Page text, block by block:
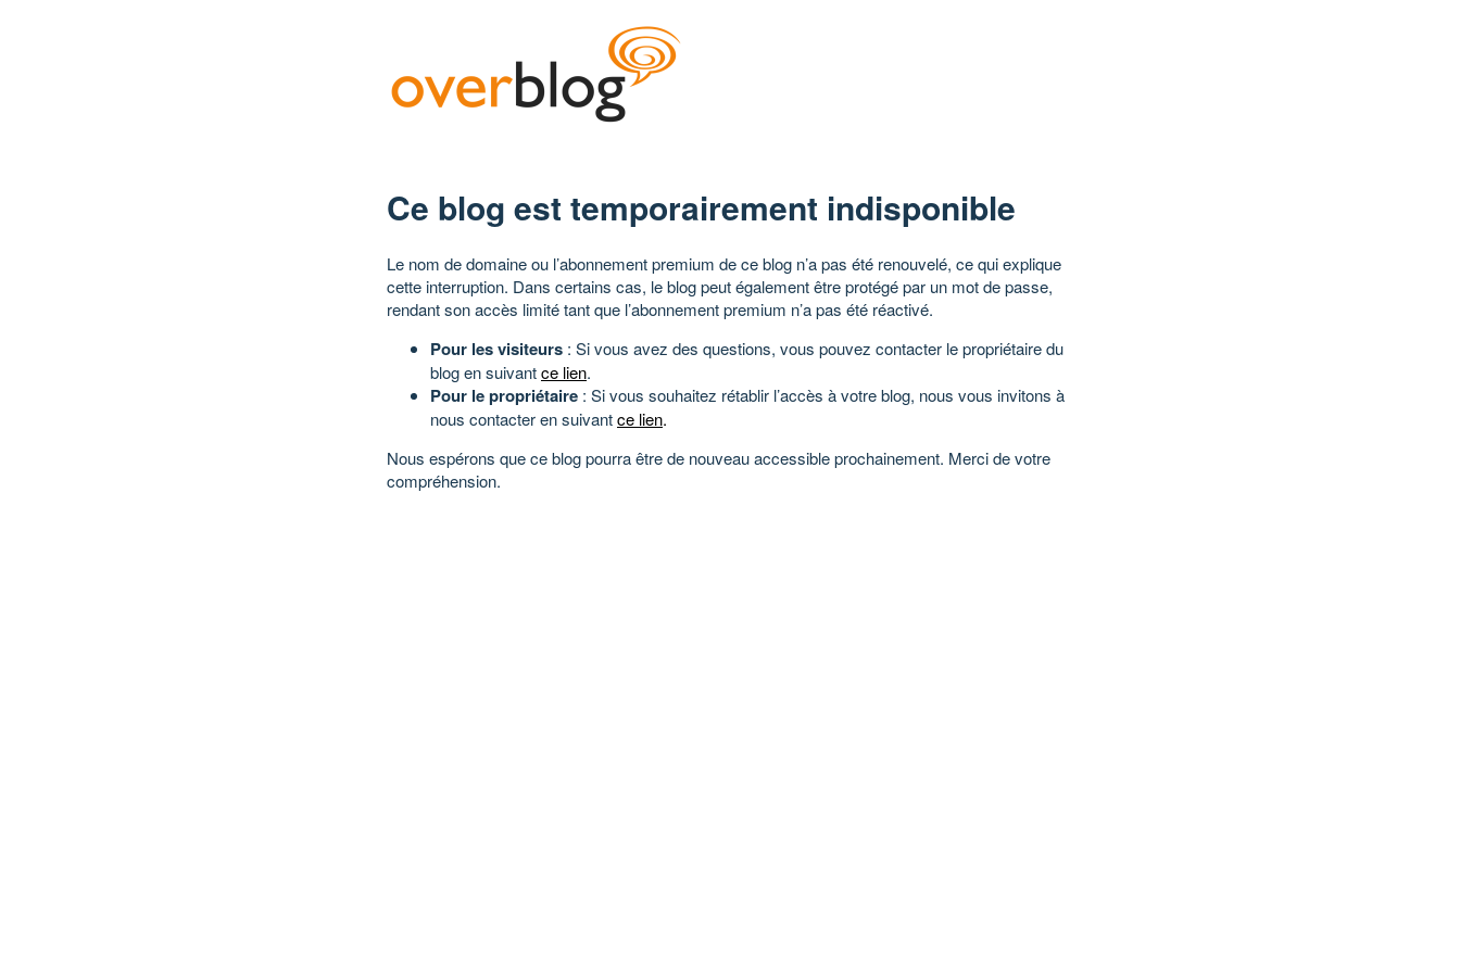
Ce blog est temporairement indisponible
Le nom de domaine ou l’abonnement premium de ce blog n’a pas été renouvelé, ce qui explique
cette interruption. Dans certains cas, le blog peut également être protégé par un mot de passe,
rendant son accès limité tant que l’abonnement premium n’a pas été réactivé.
Pour les visiteurs : Si vous avez des questions, vous pouvez contacter le propriétaire du
blog en suivantce lien.
Pour le propriétaire : Si vous souhaitez rétablir l’accès à votre blog, nous vous invitons à
nous contacter en suivantce lien.
Nous espérons que ce blog pourra être de nouveau accessible prochainement. Merci de votre
compréhension.